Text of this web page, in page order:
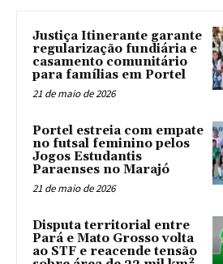
Justiça Itinerante garante
regularização fundiária e
casamento comunitário
para famílias em Portel
21 de maio de 2026
Portel estreia com empate
no futsal feminino pelos
Jogos Estudantis
Paraenses no Marajó
21 de maio de 2026
Disputa territorial entre
Pará e Mato Grosso volta
ao STF e reacende tensão